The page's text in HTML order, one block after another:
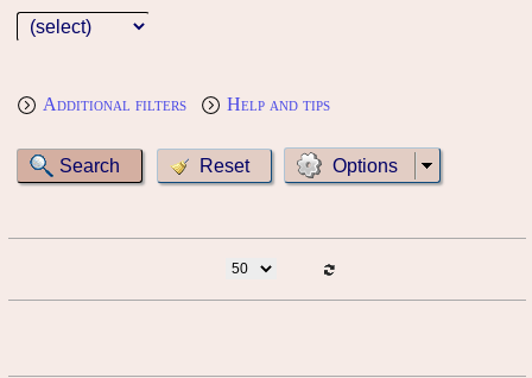
Additional filters Help and tips
Options